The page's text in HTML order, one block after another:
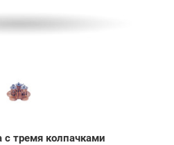
тремя колпачками